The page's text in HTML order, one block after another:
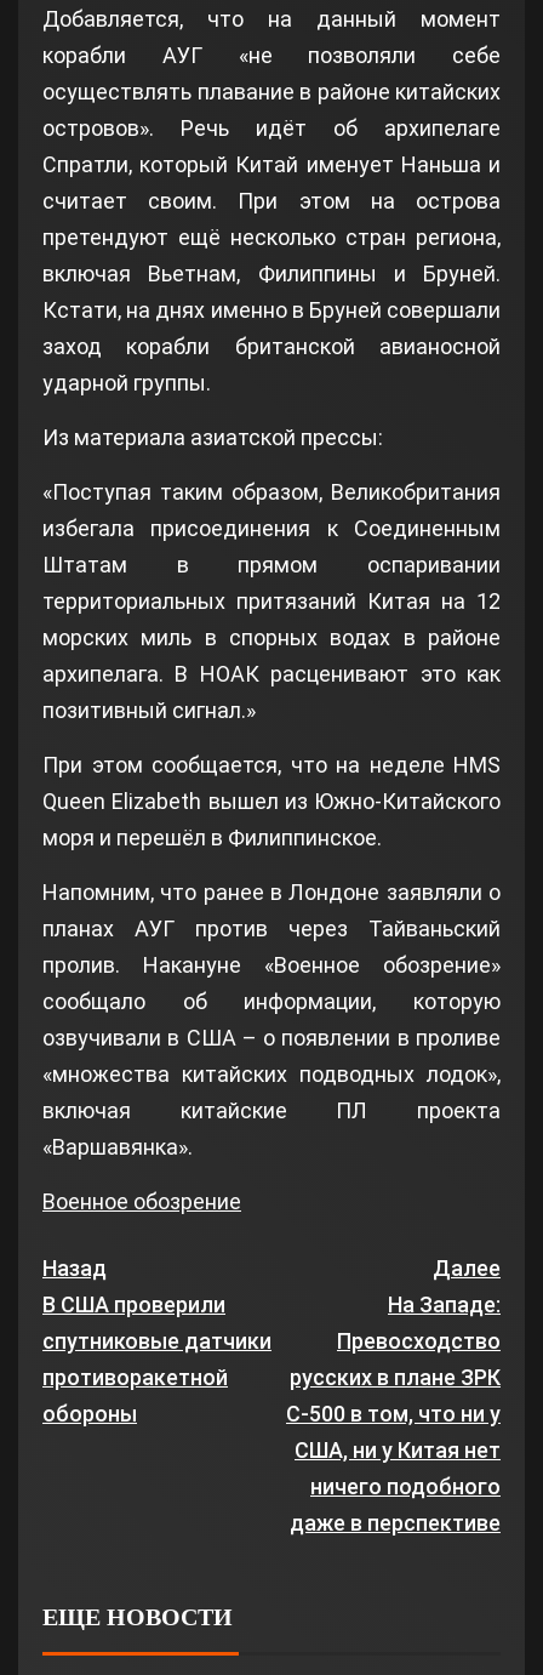
Добавляется, что на данный момент
корабли АУГ «не позволяли себе
осуществлять плавание в районе китайских
островов». Речь идёт об архипелаге
Спратли, который Китай именует Наньша и
считает своим. При этом на острова
претендуют ещё несколько стран региона,
включая Вьетнам, Филиппины и Бруней.
Кстати, на днях именно в Бруней совершали
заход корабли британской авианосной
ударной группы.
Из материала азиатской прессы:
«Поступая таким образом, Великобритания
избегала присоединения к Соединенным
Штатам в прямом оспаривании
территориальных притязаний Китая на 12
морских миль в спорных водах в районе
архипелага. В НОАК расценивают это как
позитивный сигнал.»
При этом сообщается, что на неделе HMS
Queen Elizabeth вышел из Южно-Китайского
моря и перешёл в Филиппинское.
Напомним, что ранее в Лондоне заявляли о
планах АУГ против через Тайваньский
пролив. Накануне «Военное обозрение»
сообщало об информации, которую
озвучивали в США – о появлении в проливе
«множества китайских подводных лодок»,
включая китайские ПЛ проекта
«Варшавянка».
Военное обозрение
Назад
В США проверили
спутниковые датчики
противоракетной
обороны
Далее
На Западе:
Превосходство
русских в плане ЗРК
С-500 в том, что ни у
США, ни у Китая нет
ничего подобного
даже в перспективе
ЕЩЕ НОВОСТИ